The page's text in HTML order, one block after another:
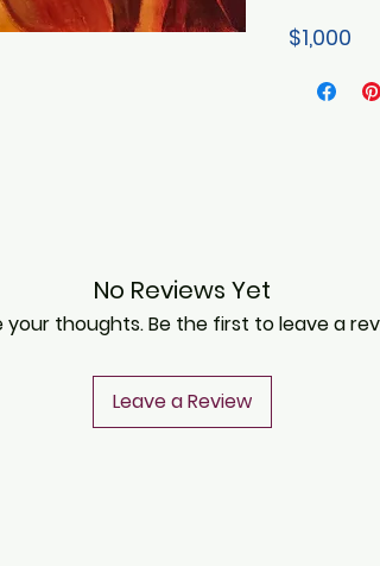
$1,000
No Reviews Yet
your thoughts. Be the first to leave a
Leave a Review